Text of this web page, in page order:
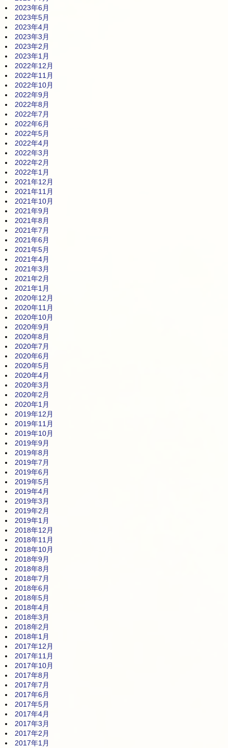
2023年6月
2023年5月
2023年4月
2023年3月
2023年2月
2023年1月
2022年12月
2022年11月
2022年10月
2022年9月
2022年8月
2022年7月
2022年6月
2022年5月
2022年4月
2022年3月
2022年2月
2022年1月
2021年12月
2021年11月
2021年10月
2021年9月
2021年8月
2021年7月
2021年6月
2021年5月
2021年4月
2021年3月
2021年2月
2021年1月
2020年12月
2020年11月
2020年10月
2020年9月
2020年8月
2020年7月
2020年6月
2020年5月
2020年4月
2020年3月
2020年2月
2020年1月
2019年12月
2019年11月
2019年10月
2019年9月
2019年8月
2019年7月
2019年6月
2019年5月
2019年4月
2019年3月
2019年2月
2019年1月
2018年12月
2018年11月
2018年10月
2018年9月
2018年8月
2018年7月
2018年6月
2018年5月
2018年4月
2018年3月
2018年2月
2018年1月
2017年12月
2017年11月
2017年10月
2017年8月
2017年7月
2017年6月
2017年5月
2017年4月
2017年3月
2017年2月
2017年1月